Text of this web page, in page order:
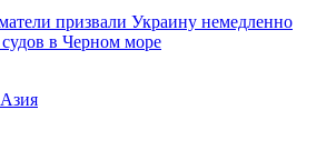
призвали Украину немедленно
в Черном море